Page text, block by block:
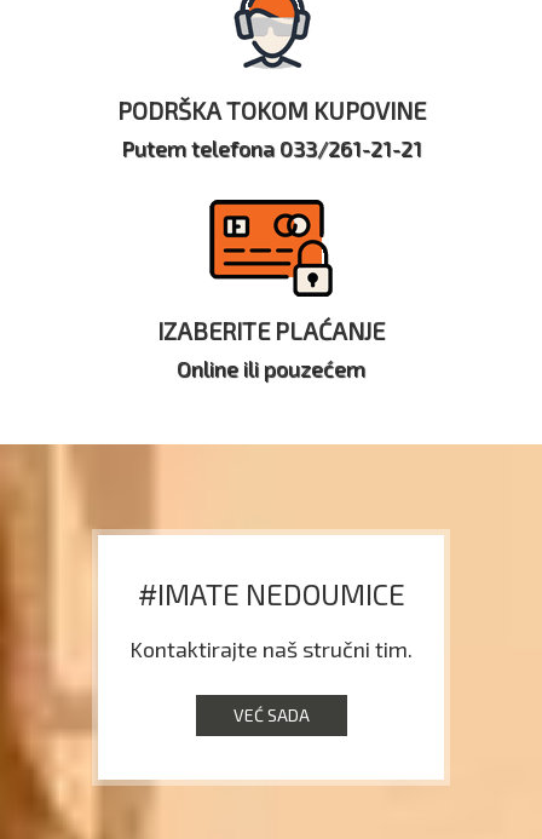
PODRŠKA TOKOM KUPOVINE
Putem telefona 033/261-21-21
IZABERITE PLAĆANJE
Online ili pouzećem
#IMATE NEDOUMICE
Kontaktirajte naš stručni tim.
VEĆ SADA